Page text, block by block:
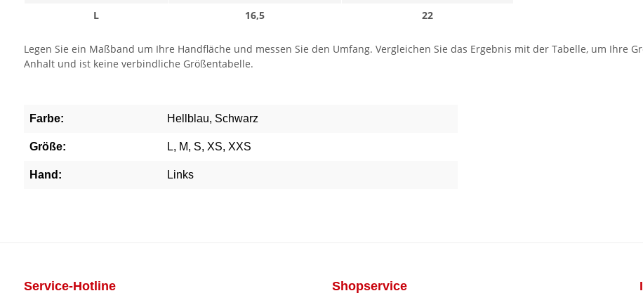
L
16,5 22
Legen Sie ein Maßband um Ihre Handfläche und messen Sie den Umfang. Vergleichen Sie das Ergebnis mit der Tabelle, um Ihre
Anhalt und ist keine verbindliche Größentabelle.
Farbe: Hellblau, Schwarz
Größe: L, M, S, XS, XXS
Hand: Links
Service-Hotline Shopservice